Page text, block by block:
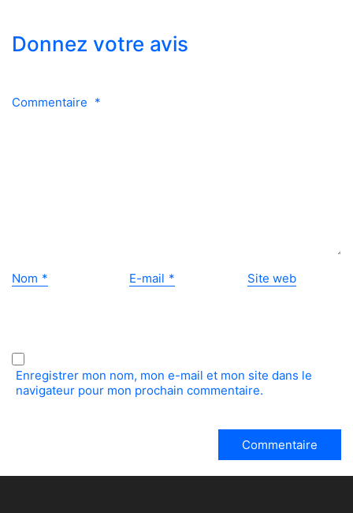
Donnez votre avis
Commentaire *
Nom * E-mail * Site web
Enregistrer mon nom, mon e-mail et mon site dans le
navigateur pour mon prochain commentaire.